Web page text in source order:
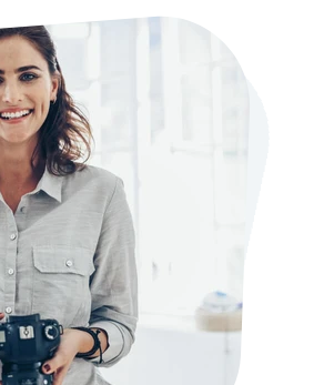
online
einfach an die Spitze bei Google
Services
technische Unterstützung
Sofort sichtbar bei Google
Banner-Werbung
Deine Anzeigen auf anderen
Social Media Marketing
Mehr Kunden über Instagram &